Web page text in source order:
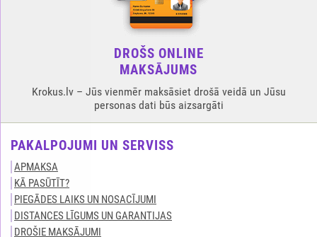
DROŠS ONLINE
MAKSĀJUMS
Krokus.lv – Jūs vienmēr maksāsiet drošā veidā un Jūsu
personas dati būs aizsargāti
PAKALPOJUMI UN SERVISS
APMAKSA
KĀ PASŪTĪT?
PIEGĀDES LAIKS UN NOSACĪJUMI
DISTANCES LĪGUMS UN GARANTIJAS
DROŠIE MAKSĀJUMI